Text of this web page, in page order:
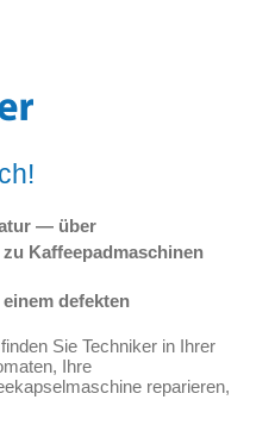
— über
Kaffeepadmaschinen
defekten
Sie Techniker in Ihrer
Ihre
reparieren,